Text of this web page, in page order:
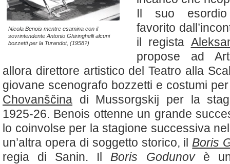
Nicola Benois mentre esamina con il
sovrintendente Antonio Ghiringhelli alcuni
bozzetti per la Turandot, (1958?)
Il suo
favorito
il regista
propose ad
allora direttore artistico del Teatro alla
giovane scenografo bozzetti e costumi per
Chovanščina di Mussorgskij per la
1925-26. Benois ottenne un grande
lo coinvolse per la stagione successiva
un’altra opera di soggetto storico, il Boris
regia di Sanin. Il Boris Godunovè